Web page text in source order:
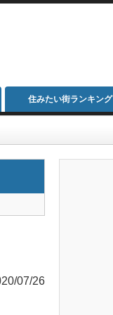
住みたい街ランキング
07/26